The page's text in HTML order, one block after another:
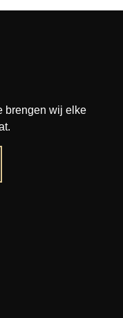
brengen wij elke